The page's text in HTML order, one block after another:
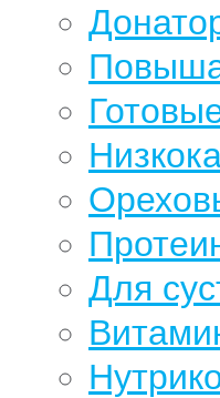
Для